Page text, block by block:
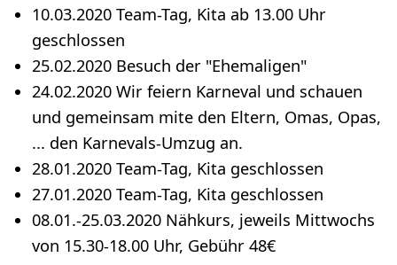
10.03.2020 Team-Tag, Kita ab 13.00 Uhr
geschlossen
25.02.2020 Besuch der "Ehemaligen"
24.02.2020 Wir feiern Karneval und schauen
und gemeinsam mite den Eltern, Omas, Opas,
... den Karnevals-Umzug an.
28.01.2020 Team-Tag, Kita geschlossen
27.01.2020 Team-Tag, Kita geschlossen
08.01.-25.03.2020 Nähkurs, jeweils Mittwochs
von 15.30-18.00 Uhr, Gebühr 48€